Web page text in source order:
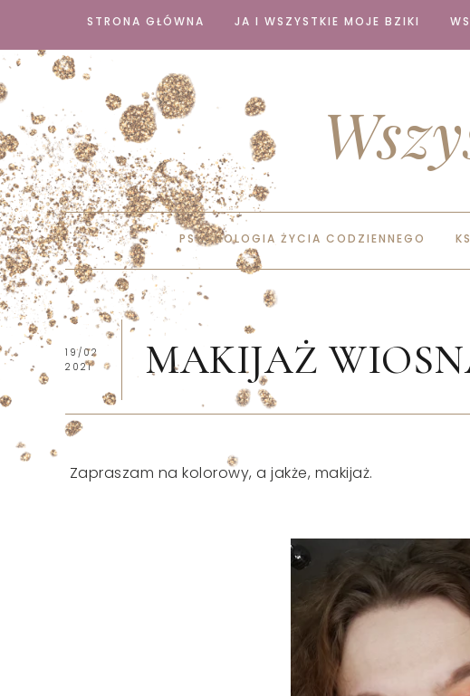
STRONA GŁÓWNA JA I WSZYSTKIE MOJE BZIKI
PSYCHOLOGIA ŻYCIA CODZIENNEGO
19/02
2021
MAKIJAŻ
Zapraszam na kolorowy, a jakże, makijaż.